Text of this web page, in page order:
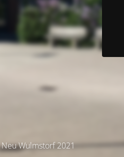
Wulmstorf 2021